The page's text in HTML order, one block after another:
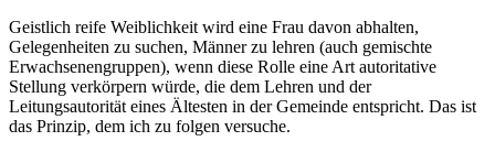
Geistlich reife Weiblichkeit wird eine Frau davon abhalten,
Gelegenheiten zu suchen, Männer zu lehren (auch gemischte
Erwachsenengruppen), wenn diese Rolle eine Art autoritative
Stellung verkörpern würde, die dem Lehren und der
Leitungsautorität eines Ältesten in der Gemeinde entspricht. Das ist
das Prinzip, dem ich zu folgen versuche.